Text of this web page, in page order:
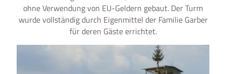
ohne Verwendung von EU-Geldern gebaut. Der Turm
wurde vollständig durch Eigenmittel der Familie Garber
für deren Gäste errichtet.